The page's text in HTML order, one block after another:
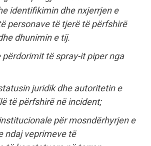
identifikimin dhe nxjerrjen e
personave të tjerë të përfshirë
dhunimin e tij.
përdorimit të spray-it piper nga
juridik dhe autoritetin e
të përfshirë në incident;
për mosndërhyrjen e
ndaj veprimeve të